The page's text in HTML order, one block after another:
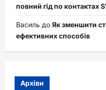
повний гід по контактах
Василь до Як зменшити
ефективних способів
Архіви